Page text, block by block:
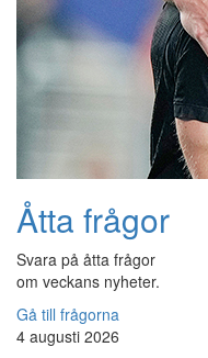
Åtta frågor
Svara på åtta frågor
om veckans nyheter.
Gå till frågorna
4 augusti 2026